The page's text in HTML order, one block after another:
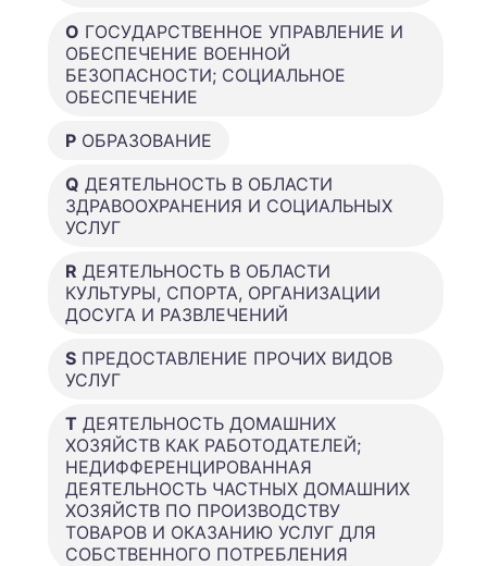
O ГОСУДАРСТВЕННОЕ УПРАВЛЕНИЕ И
ОБЕСПЕЧЕНИЕ ВОЕННОЙ
БЕЗОПАСНОСТИ; СОЦИАЛЬНОЕ
ОБЕСПЕЧЕНИЕ
P ОБРАЗОВАНИЕ
Q ДЕЯТЕЛЬНОСТЬ В ОБЛАСТИ
ЗДРАВООХРАНЕНИЯ И СОЦИАЛЬНЫХ
УСЛУГ
R ДЕЯТЕЛЬНОСТЬ В ОБЛАСТИ
КУЛЬТУРЫ, СПОРТА, ОРГАНИЗАЦИИ
ДОСУГА И РАЗВЛЕЧЕНИЙ
S ПРЕДОСТАВЛЕНИЕ ПРОЧИХ ВИДОВ
УСЛУГ
T ДЕЯТЕЛЬНОСТЬ ДОМАШНИХ
ХОЗЯЙСТВ КАК РАБОТОДАТЕЛЕЙ;
НЕДИФФЕРЕНЦИРОВАННАЯ
ДЕЯТЕЛЬНОСТЬ ЧАСТНЫХ ДОМАШНИХ
ХОЗЯЙСТВ ПО ПРОИЗВОДСТВУ
ТОВАРОВ И ОКАЗАНИЮ УСЛУГ ДЛЯ
СОБСТВЕННОГО ПОТРЕБЛЕНИЯ